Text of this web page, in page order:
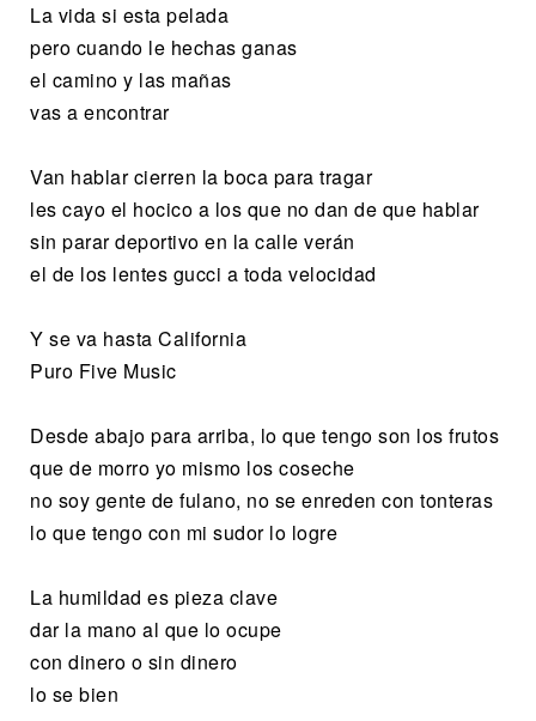
La vida si esta pelada
pero cuando le hechas ganas
el camino y las mañas
vas a encontrar
Van hablar cierren la boca para tragar
les cayo el hocico a los que no dan de que hablar
sin parar deportivo en la calle verán
el de los lentes gucci a toda velocidad
Y se va hasta California
Puro Five Music
Desde abajo para arriba, lo que tengo son los frutos
que de morro yo mismo los coseche
no soy gente de fulano, no se enreden con tonteras
lo que tengo con mi sudor lo logre
La humildad es pieza clave
dar la mano al que lo ocupe
con dinero o sin dinero
lo se bien